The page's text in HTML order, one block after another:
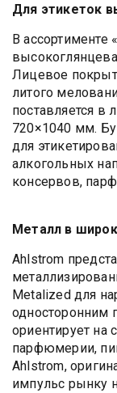
Для этикеток
В ассортименте
Лицевое
литого
поставляется в
720×1040 мм.
для
алкогольных
консервов,
Металл в
Ahlstrom
Metalized для
односторонним
ориентирует на
парфюмерии,
Ahlstrom,
импульс рынку